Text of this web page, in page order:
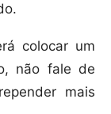
colocar um
não fale de
mais